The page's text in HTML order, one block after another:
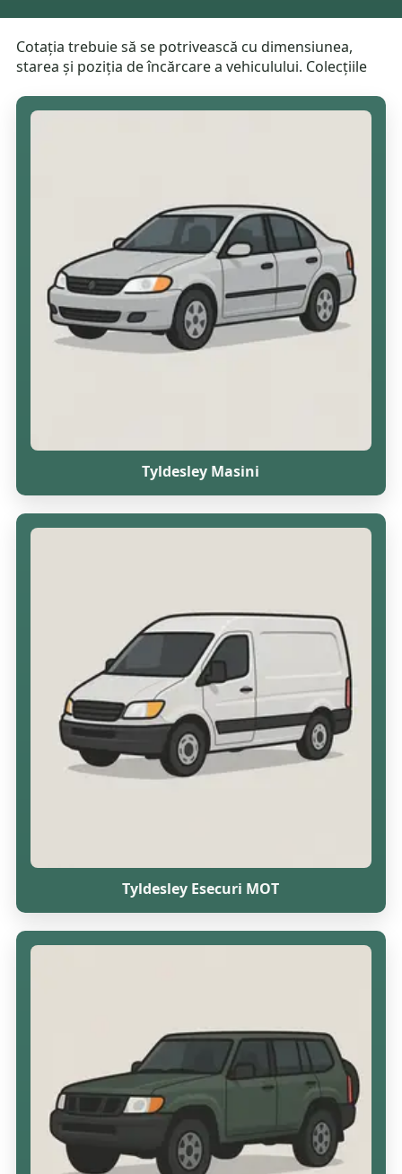
Cotația trebuie să se potrivească cu dimensiunea,
starea și poziția de încărcare a vehiculului. Colecțiile
Tyldesley Masini
Tyldesley Esecuri MOT